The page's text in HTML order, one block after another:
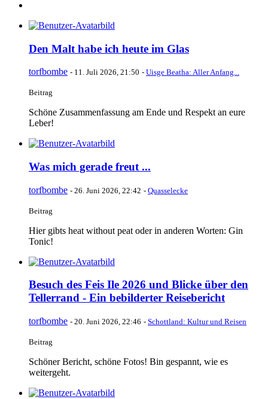
Den Malt habe ich heute im Glas
torfbombe - 11. Juli 2026, 21:50 - Uisge Beatha: Aller Anfang...
Beitrag
Schöne Zusammenfassung am Ende und Respekt an eure
Leber!
Was mich gerade freut ...
torfbombe - 26. Juni 2026, 22:42 - Quasselecke
Beitrag
Hier gibts heat without peat oder in anderen Worten: Gin
Tonic!
Besuch des Feis Ile 2026 und Blicke über den
Tellerrand - Ein bebilderter Reisebericht
torfbombe - 20. Juni 2026, 22:46 - Schottland: Kultur und Reisen
Beitrag
Schöner Bericht, schöne Fotos! Bin gespannt, wie es
weitergeht.